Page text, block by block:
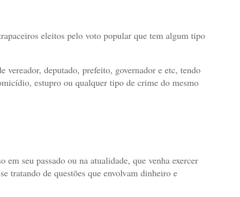
eleitos pelo voto popular que tem algum tipo
deputado, prefeito, governador e etc, tendo
estupro ou qualquer tipo de crime do mesmo
seu passado ou na atualidade, que venha exercer
tratando de questões que envolvam dinheiro e